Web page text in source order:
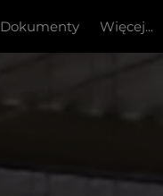
Dokumenty Więcej...